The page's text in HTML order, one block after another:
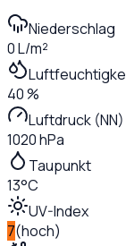
Niederschlag
0 L/m²
40 %
Luftdruck (NN)
1020 hPa
Taupunkt
13°C
UV-Index
7(hoch)